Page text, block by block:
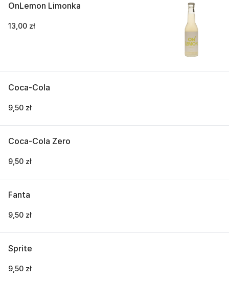
OnLemon Limonka
13,00 zł
Coca-Cola
9,50 zł
Coca-Cola Zero
9,50 zł
Fanta
9,50 zł
Sprite
9,50 zł